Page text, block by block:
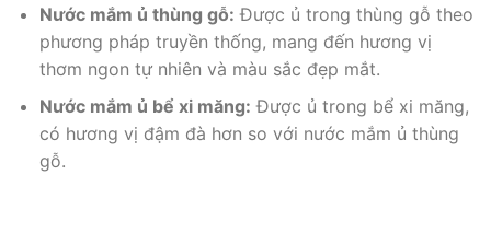
Nước mắm ủ thùng gỗ: Được ủ trong thùng gỗ theo
phương pháp truyền thống, mang đến hương vị
thơm ngon tự nhiên và màu sắc đẹp mắt.
Nước mắm ủ bể xi măng: Được ủ trong bể xi măng,
có hương vị đậm đà hơn so với nước mắm ủ thùng
gỗ.